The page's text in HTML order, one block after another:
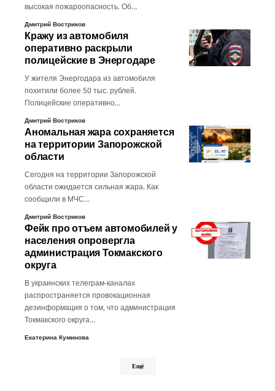
высокая пожароопасность. Об…
Дмитрий Востриков
Кражу из автомобиля
оперативно раскрыли
полицейские в Энергодаре
У жителя Энергодара из автомобиля
похитили более 50 тыс. рублей.
Полицейские оперативно…
Дмитрий Востриков
Аномальная жара сохраняется
на территории Запорожской
области
Сегодня на территории Запорожской
области ожидается сильная жара. Как
сообщили в МЧС…
Дмитрий Востриков
Фейк про отъем автомобилей у
населения опровергла
администрация Токмакского
округа
В украинских телеграм-каналах
распространяется провокационная
дезинформация о том, что администрация
Токмакского округа…
Екатерина Куминова
Ещё